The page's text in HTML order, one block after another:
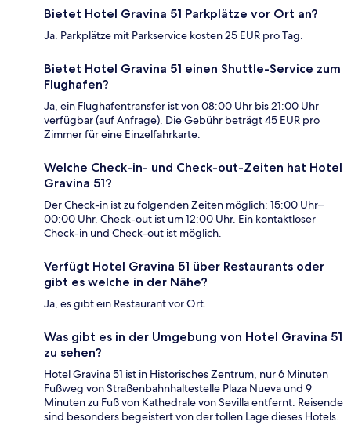
Bietet Hotel Gravina 51 Parkplätze vor Ort an?
Ja. Parkplätze mit Parkservice kosten 25 EUR pro Tag.
Bietet Hotel Gravina 51 einen Shuttle-Service zum
Flughafen?
Ja, ein Flughafentransfer ist von 08:00 Uhr bis 21:00 Uhr
verfügbar (auf Anfrage). Die Gebühr beträgt 45 EUR pro
Zimmer für eine Einzelfahrkarte.
Welche Check-in- und Check-out-Zeiten hat Hotel
Gravina 51?
Der Check-in ist zu folgenden Zeiten möglich: 15:00 Uhr–
00:00 Uhr. Check-out ist um 12:00 Uhr. Ein kontaktloser
Check-in und Check-out ist möglich.
Verfügt Hotel Gravina 51 über Restaurants oder
gibt es welche in der Nähe?
Ja, es gibt ein Restaurant vor Ort.
Was gibt es in der Umgebung von Hotel Gravina 51
zu sehen?
Hotel Gravina 51 ist in Historisches Zentrum, nur 6 Minuten
Fußweg von Straßenbahnhaltestelle Plaza Nueva und 9
Minuten zu Fuß von Kathedrale von Sevilla entfernt. Reisende
sind besonders begeistert von der tollen Lage dieses Hotels.